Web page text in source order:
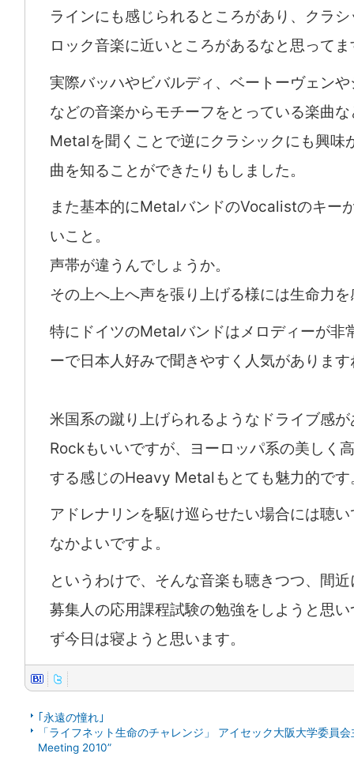
ラインにも感じられるところがあり、クラ
ロック音楽に近いところがあるなと思ってま
実際バッハやビバルディ、ベートーヴェン
などの音楽からモチーフをとっている楽曲
Metalを聞くことで逆にクラシックにも興味
曲を知ることができたりもしました。
また基本的にMetalバンドのVocalistのキー
いこと。
声帯が違うんでしょうか。
その上へ上へ声を張り上げる様には生命力
特にドイツのMetalバンドはメロディーが非
ーで日本人好みで聞きやすく人気があります
米国系の蹴り上げられるようなドライブ感
Rockもいいですが、ヨーロッパ系の美しく
する感じのHeavy Metalもとても魅力的です
アドレナリンを駆け巡らせたい場合には聴
なかよいですよ。
というわけで、そんな音楽も聴きつつ、間
募集人の応用課程試験の勉強をしようと思
ず今日は寝ようと思います。
｢永遠の憧れ｣
「ライフネット生命のチャレンジ」 アイセック大阪大学委員
Meeting 2010”